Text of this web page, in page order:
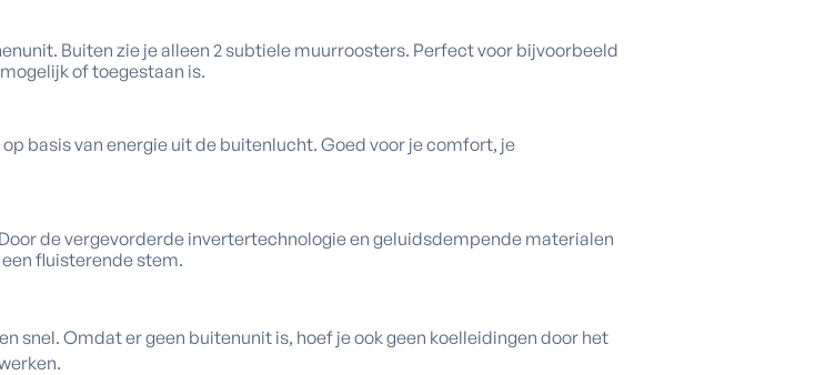
Buiten zie je alleen 2 subtiele muurroosters. Perfect voor bijvoorbeeld
of toegestaan is.
basis van energie uit de buitenlucht. Goed voor je comfort, je
de vergevorderde invertertechnologie en geluidsdempende materialen
fluisterende stem.
snel. Omdat er geen buitenunit is, hoef je ook geen koelleidingen door het